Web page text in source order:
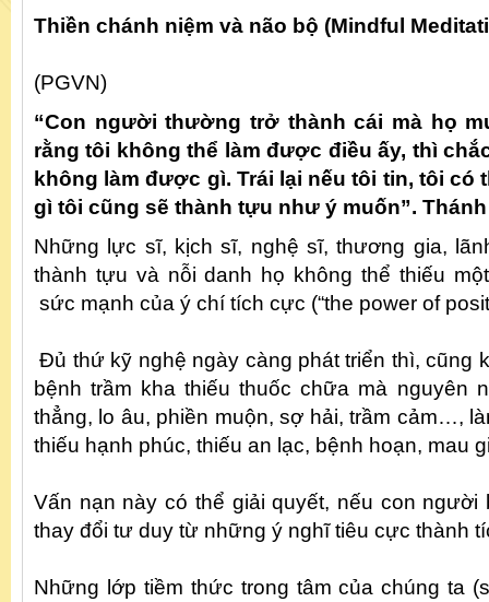
Thiền chánh niệm và não bộ (Mindful
(PGVN)
“Con người thường trở thành cái mà họ
rằng tôi không thể làm được điều ấy, thì
không làm được gì. Trái lại nếu tôi tin, tôi có
gì tôi cũng sẽ thành tựu như ý muốn”.
Những lực sĩ, kịch sĩ, nghệ sĩ, thương gia,
thành tựu và nỗi danh họ không thể thiếu
sức mạnh của ý chí tích cực (“the power of
Đủ thứ kỹ nghệ ngày càng phát triển thì, cũng
bệnh trầm kha thiếu thuốc chữa mà nguyên
thẳng, lo âu, phiền muộn, sợ hải, trầm cảm…,
thiếu hạnh phúc, thiếu an lạc, bệnh hoạn, mau
Vấn nạn này có thể giải quyết, nếu con người
thay đổi tư duy từ những ý nghĩ tiêu cực thành
Những lớp tiềm thức trong tâm của chúng ta